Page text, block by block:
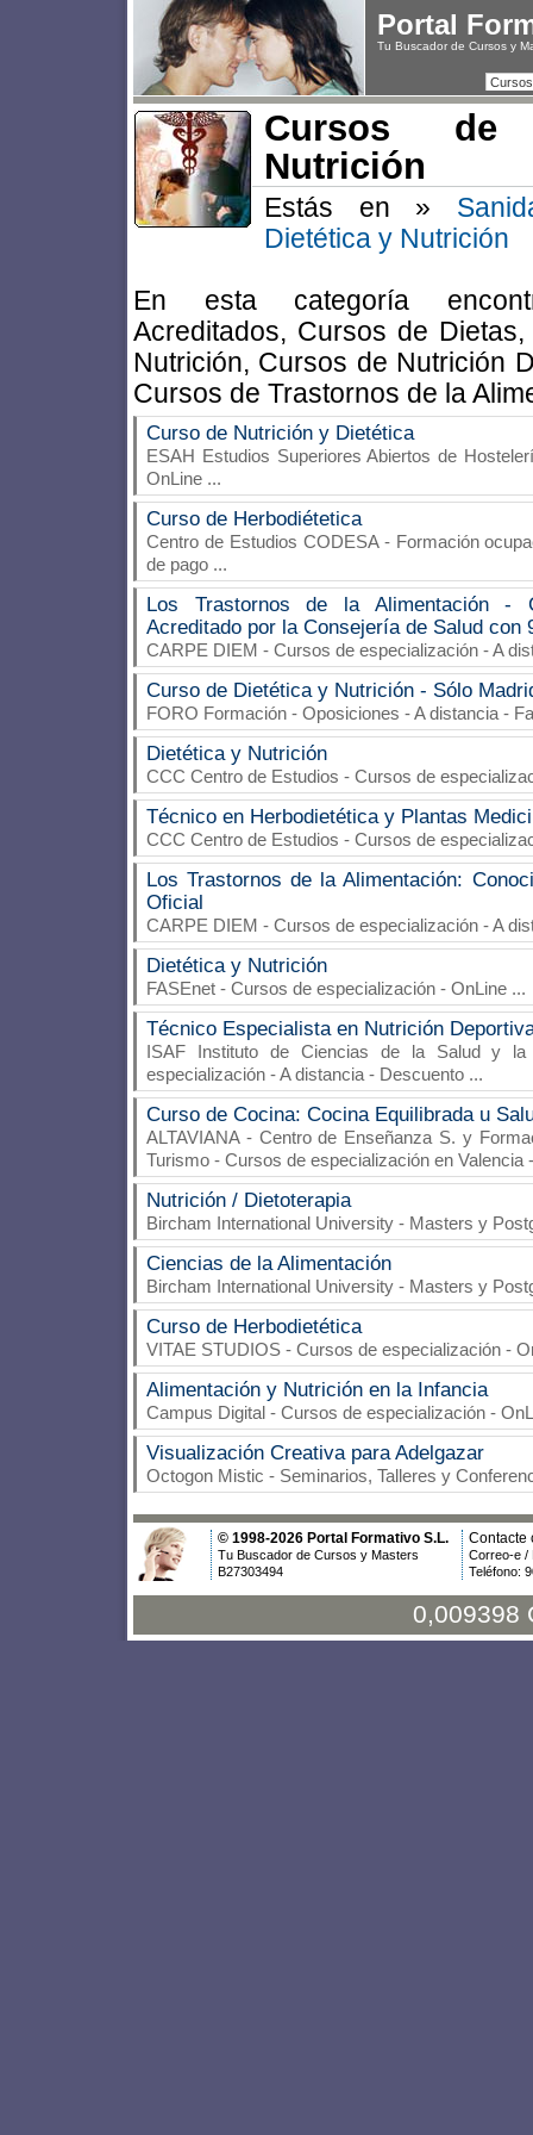
Portal
Tu Buscador de Cursos y
Cursos
Nutrición
Estás en »
Dietética y Nutrición
En esta categoría
Acreditados, Cursos de
Nutrición, Cursos de Nutrición
Cursos de Trastornos de la
Curso de Nutrición y Dietética
ESAH Estudios Superiores Abiertos de
OnLine ...
Curso de Herbodiétetica
Centro de Estudios CODESA- Formación
de pago ...
Los Trastornos de la Alimentación -
Acreditado por la Consejería de Salud con
CARPE DIEM - Cursos de especialización - A
Curso de Dietética y Nutrición - Sólo
FORO Formación - Oposiciones - A distancia -
Dietética y Nutrición
CCC Centro de Estudios - Cursos de
Técnico en Herbodietética y Plantas
CCC Centro de Estudios - Cursos de
Los Trastornos de la Alimentación:
Oficial
CARPE DIEM - Cursos de especialización - A
Dietética y Nutrición
FASEnet - Cursos de especialización - OnLine ...
Técnico Especialista en Nutrición
ISAF Instituto de Ciencias de la Salud y la
especialización - A distancia - Descuento ...
Curso de Cocina: Cocina Equilibrada u
ALTAVIANA - Centro de Enseñanza S. y
Turismo - Cursos de especialización en Valencia
Nutrición / Dietoterapia
Bircham International University - Masters y
Ciencias de la Alimentación
Bircham International University - Masters y
Curso de Herbodietética
VITAE STUDIOS - Cursos de especialización -
Alimentación y Nutrición en la Infancia
Campus Digital - Cursos de especialización -
Visualización Creativa para Adelgazar
Octogon Mistic - Seminarios, Talleres y
© 1998-2026 Portal Formativo S.L.
Tu Buscador de Cursos y Masters
B27303494
Contacte
Correo-e /
Teléfono:
0,009398